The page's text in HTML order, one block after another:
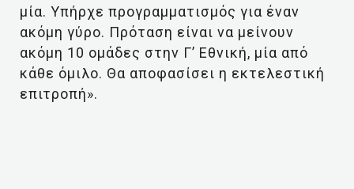
μία. Υπήρχε προγραμματισμός για έναν
ακόμη γύρο. Πρόταση είναι να μείνουν
ακόμη 10 ομάδες στην Γ’ Εθνική, μία από
κάθε όμιλο. Θα αποφασίσει η εκτελεστική
επιτροπή».